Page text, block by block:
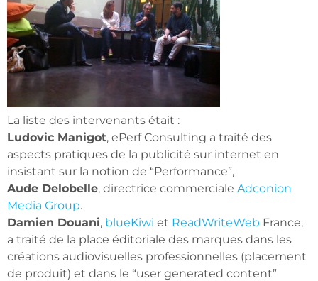
La liste des intervenants était :
Ludovic Manigot, ePerf Consulting a traité des
aspects pratiques de la publicité sur internet en
insistant sur la notion de “Performance”,
Aude Delobelle, directrice commerciale Adconion
Media Group.
Damien Douani, blueKiwi et ReadWriteWeb France,
a traité de la place éditoriale des marques dans les
créations audiovisuelles professionnelles (placement
de produit) et dans le “user generated content”